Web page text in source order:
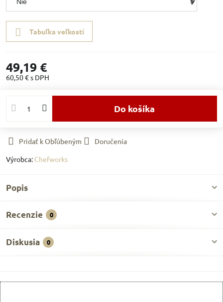
Tabuľka veľkostí
49,19 €
60,50 €s DPH
Do košíka
Pridať k Obľúbeným
Doručenia
Výrobca: Chefworks
Popis
Recenzie 0
Diskusia 0